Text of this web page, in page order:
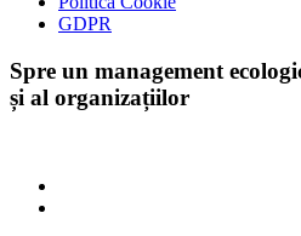
GDPR
Spre un management
și al organizațiilor